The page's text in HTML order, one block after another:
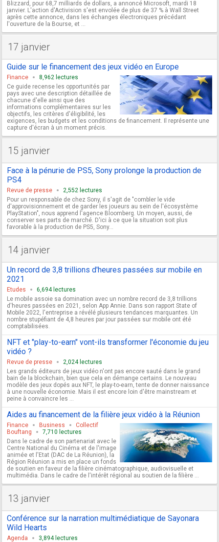
Blizzard, pour 68,7 milliards de dollars, a annoncé Microsoft, mardi 18
janvier. L'action d'Activision s'est envolée de plus de 37 % à Wall Street
après cette annonce, dans les échanges électroniques précédant
l'ouverture de la Bourse, et ...
17 janvier
Guide sur le financement des jeux vidéo en Europe
Finance
8,962 lectures
Ce guide recense les opportunités par
pays avec une description détaillée de
chacune d'elle ainsi que des
informations complémentaires sur les
objectifs, les critères d'éligibilité, les
exigences, les budgets et les conditions de financement. Il représente une
capture d'écran à un moment précis.
15 janvier
Face à la pénurie de PS5, Sony prolonge la production de
PS4
Revue de presse
2,552 lectures
Pour un responsable de chez Sony, il s'agit de "combler le vide
d'approvisionnement et de garder les joueurs au sein de l'écosystème
PlayStation", nous apprend l'agence Bloomberg. Un moyen, aussi, de
conserver ses parts de marché. D'ici à ce que la situation soit plus
favorable à la production de PS5, Sony...
14 janvier
Un record de 3,8 trillions d'heures passées sur mobile en
2021
Etudes
6,694 lectures
Le mobile assoie sa domination avec un nombre record de 3,8 trillions
d'heures passées en 2021, selon App Annie. Dans son rapport State of
Mobile 2022, l'entreprise a révélé plusieurs tendances marquantes. Un
nombre stupéfiant de 4,8 heures par jour passées sur mobile ont été
comptabilisées.
NFT et "play-to-earn" vont-ils transformer l'économie du jeu
vidéo ?
Revue de presse
2,024 lectures
Les grands éditeurs de jeux vidéo n'ont pas encore sauté dans le grand
bain de la blockchain, bien que cela en démange certains. Le nouveau
modèle des jeux dopés aux NFT, le play-to-earn, tente de donner naissance
à une nouvelle économie. Mais il est encore loin d'être mainstream et
peine à convaincre les ...
Aides au financement de la filière jeux vidéo à la Réunion
Finance Business
Collectif
Bouftang
7,710 lectures
Dans le cadre de son partenariat avec le
Centre National du Cinéma et de l'image
animée et l'Etat (DAC de La Réunion), la
Région Réunion a mis en place un fonds
de soutien en faveur de la filière cinématographique, audiovisuelle et
multimédia. Dans le cadre de l'intérêt régional au soutien de la filière ...
13 janvier
Conférence sur la narration multimédiatique de Sayonara
Wild Hearts
Agenda
3,894 lectures